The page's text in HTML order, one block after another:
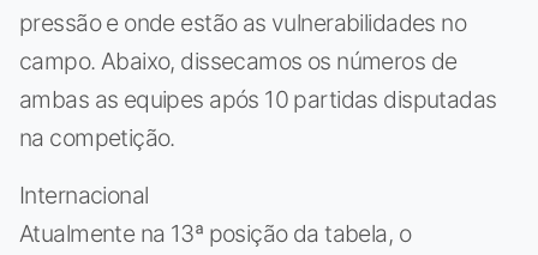
pressão e onde estão as vulnerabilidades no
campo. Abaixo, dissecamos os números de
ambas as equipes após 10 partidas disputadas
na competição.
Internacional
Atualmente na 13ª posição da tabela, o